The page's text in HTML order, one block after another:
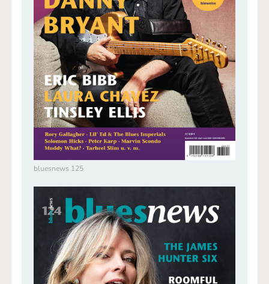
bluesnews 125